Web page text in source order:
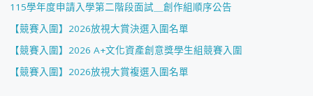
115學年度申請入學第二階段面試＿創作組順序公告
【競賽入圍】2026放視大賞決選入圍名單
【競賽入圍】2026 A+文化資產創意獎學生組競賽入圍
【競賽入圍】2026放視大賞複選入圍名單